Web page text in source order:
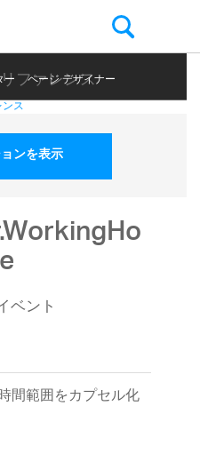
ファレンス
ページ デザイナー
ス
ンを表示
ベント
間範囲をカプセル化